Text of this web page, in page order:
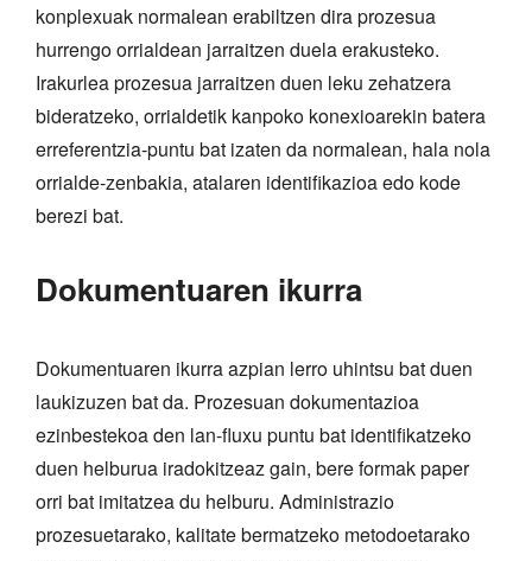
konplexuak normalean erabiltzen dira prozesua
hurrengo orrialdean jarraitzen duela erakusteko.
Irakurlea prozesua jarraitzen duen leku zehatzera
bideratzeko, orrialdetik kanpoko konexioarekin batera
erreferentzia-puntu bat izaten da normalean, hala nola
orrialde-zenbakia, atalaren identifikazioa edo kode
berezi bat.
Dokumentuaren ikurra
Dokumentuaren ikurra azpian lerro uhintsu bat duen
laukizuzen bat da. Prozesuan dokumentazioa
ezinbestekoa den lan-fluxu puntu bat identifikatzeko
duen helburua iradokitzeaz gain, bere formak paper
orri bat imitatzea du helburu. Administrazio
prozesuetarako, kalitate bermatzeko metodoetarako